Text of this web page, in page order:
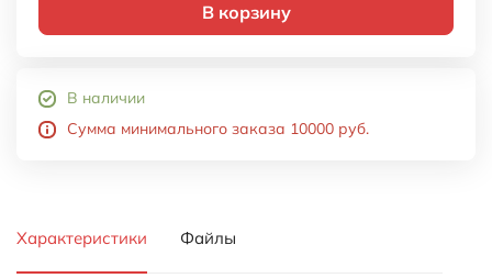
В корзину
В наличии
Сумма минимального заказа 10000 руб.
Характеристики Файлы